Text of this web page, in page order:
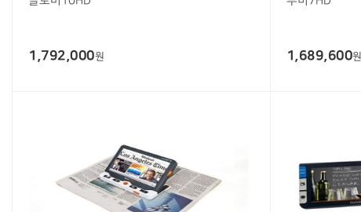
1,792,000원 1,689,600원